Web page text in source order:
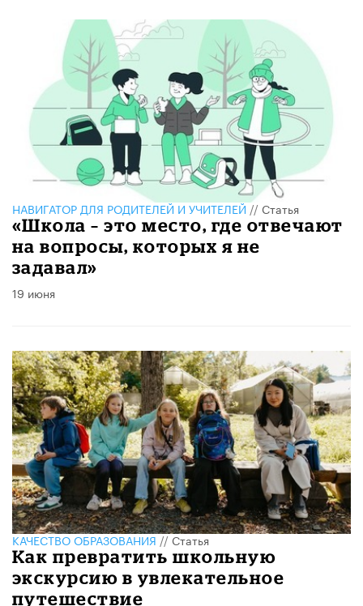
НАВИГАТОР ДЛЯ РОДИТЕЛЕЙ И УЧИТЕЛЕЙ// Статья
«Школа – это место, где отвечают
на вопросы, которых я не
задавал»
19 июня
КАЧЕСТВО ОБРАЗОВАНИЯ//Статья
Как превратить школьную
экскурсию в увлекательное
путешествие